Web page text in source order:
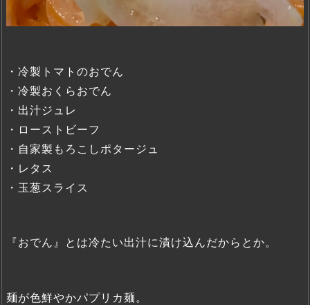
・冷製トマトのおでん
・冷製おくらおでん
・出汁ジュレ
・ローストビーフ
・自家製もろこしポタージュ
・レタス
・玉葱スライス
『おでん』とは冷たい出汁に漬け込んだからとか。
麺が色鮮やかパプリカ麺。